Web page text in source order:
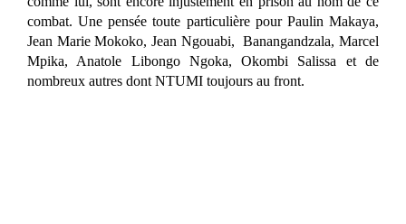
combat. Une pensée toute particulière pour Paulin Makaya,
Jean Marie Mokoko, Jean Ngouabi, Banangandzala, Marcel
Mpika, Anatole Libongo Ngoka, Okombi Salissa et de
nombreux autres dont NTUMI toujours au front.